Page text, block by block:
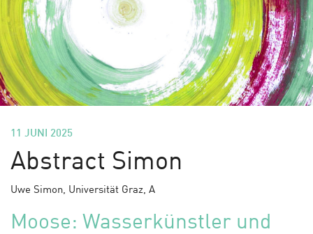
11 JUNI 2025
Abstract Simon
Uwe Simon, Universität Graz, A
Moose: Wasserkünstler und